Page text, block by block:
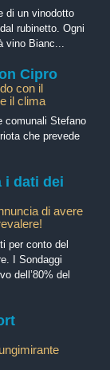
di un vinodotto
rubinetto. Ogni
Bianc...
Cipro
con il
il clima
comunali Stefano
che prevede
i dati dei
di avere
per conto del
I Sondaggi
dell’80% del